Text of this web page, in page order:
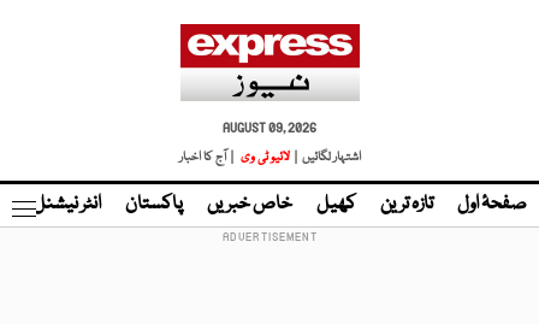
AUGUST 09, 2026
اشتہار لگائیں |
لائیو ٹی وی | آج کا اخبار
صفحۂ اول تازہ ترین کھیل خاص خبریں پاکستان انٹر نیشنل